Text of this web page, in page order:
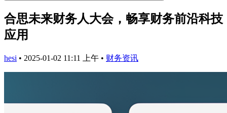
合思未来财务人大会，畅享财务前沿科技
应用
hesi • 2025-01-02 11:11 上午 • 财务资讯